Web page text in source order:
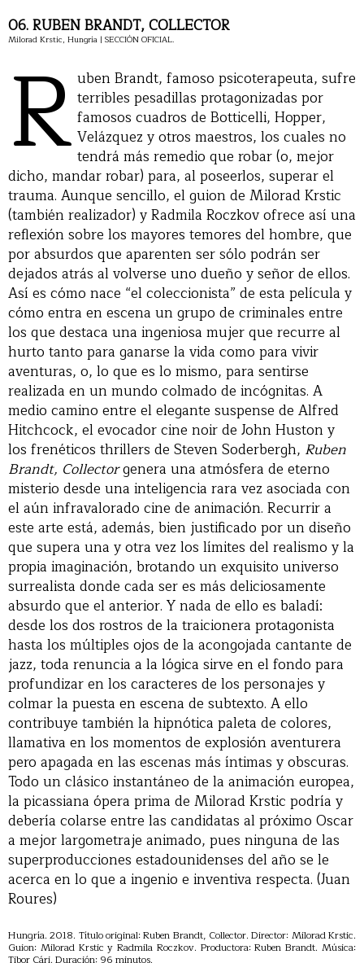
06. RUBEN BRANDT, COLLECTOR
Milorad Krstic, Hungría | SECCIÓN OFICIAL.
R uben Brandt, famoso psicoterapeuta, sufre
terribles pesadillas protagonizadas por
famosos cuadros de Botticelli, Hopper,
Velázquez y otros maestros, los cuales no
tendrá más remedio que robar (o, mejor
dicho, mandar robar) para, al poseerlos, superar el
trauma. Aunque sencillo, el guion de Milorad Krstic
(también realizador) y Radmila Roczkov ofrece así una
reflexión sobre los mayores temores del hombre, que
por absurdos que aparenten ser sólo podrán ser
dejados atrás al volverse uno dueño y señor de ellos.
Así es cómo nace “el coleccionista” de esta película y
cómo entra en escena un grupo de criminales entre
los que destaca una ingeniosa mujer que recurre al
hurto tanto para ganarse la vida como para vivir
aventuras, o, lo que es lo mismo, para sentirse
realizada en un mundo colmado de incógnitas. A
medio camino entre el elegante suspense de Alfred
Hitchcock, el evocador cine noir de John Huston y
los frenéticos thrillers de Steven Soderbergh, Ruben
Brandt, Collectorgenera una atmósfera de eterno
misterio desde una inteligencia rara vez asociada con
el aún infravalorado cine de animación. Recurrir a
este arte está, además, bien justificado por un diseño
que supera una y otra vez los límites del realismo y la
propia imaginación, brotando un exquisito universo
surrealista donde cada ser es más deliciosamente
absurdo que el anterior. Y nada de ello es baladí:
desde los dos rostros de la traicionera protagonista
hasta los múltiples ojos de la acongojada cantante de
jazz, toda renuncia a la lógica sirve en el fondo para
profundizar en los caracteres de los personajes y
colmar la puesta en escena de subtexto. A ello
contribuye también la hipnótica paleta de colores,
llamativa en los momentos de explosión aventurera
pero apagada en las escenas más íntimas y obscuras.
Todo un clásico instantáneo de la animación europea,
la picassiana ópera prima de Milorad Krstic podría y
debería colarse entre las candidatas al próximo Oscar
a mejor largometraje animado, pues ninguna de las
superproducciones estadounidenses del año se le
acerca en lo que a ingenio e inventiva respecta. (Juan
Roures)
Hungría. 2018. Título original: Ruben Brandt, Collector. Director: Milorad Krstic.
Guion: Milorad Krstic y Radmila Roczkov. Productora: Ruben Brandt. Música: